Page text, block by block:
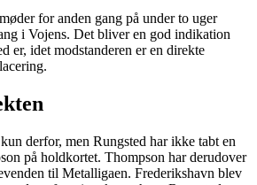
for anden gang på under to uger
i Vojens. Det bliver en god indikation
er, idet modstanderen er en direkte
derfor, men Rungsted har ikke tabt en
på holdkortet. Thompson har derudover
til Metalligaen. Frederikshavn blev